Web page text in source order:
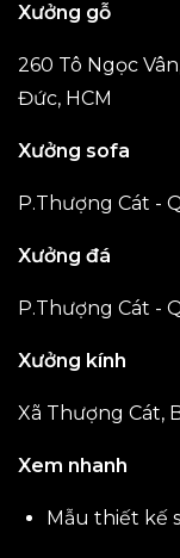
Xưởng gỗ
260 Tô Ngọc
Đức, HCM
Xưởng sofa
P.Thượng Cát -
Xưởng đá
P.Thượng Cát -
Xưởng kính
Xã Thượng Cát,
Xem nhanh
Mẫu thiết kế